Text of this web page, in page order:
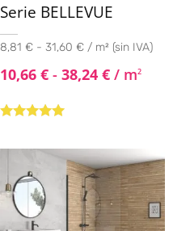
Serie BELLEVUE
8,81 € - 31,60 € / m² (sin IVA)
10,66 € - 38,24 € / m2